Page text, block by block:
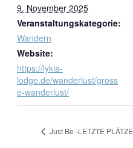
9. November 2025
Veranstaltungskategorie:
Wandern
Website:
https://lykia-
lodge.de/wanderlust/gross
e-wanderlust/
Just Be -LETZTE PLÄTZE